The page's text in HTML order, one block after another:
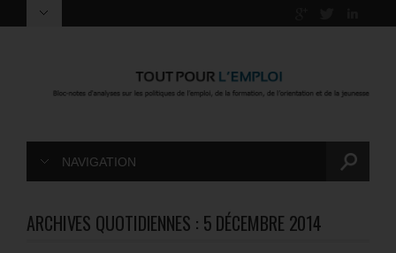
NAVIGATION
ARCHIVES QUOTIDIENNES : 5 DÉCEMBRE 2014